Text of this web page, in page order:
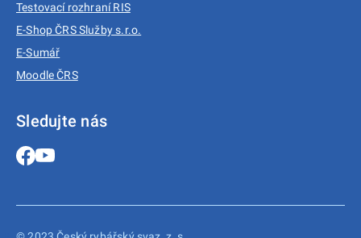
Testovací rozhraní RIS
E-Shop ČRS Služby s.r.o.
E-Sumář
Moodle ČRS
Sledujte nás